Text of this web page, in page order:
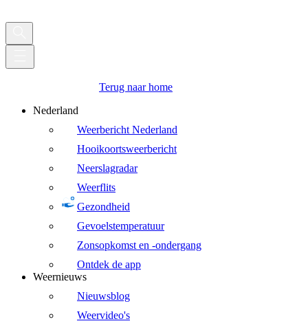
Terug naar home
Nederland
Weerbericht Nederland
Hooikoortsweerbericht
Neerslagradar
Weerflits
Gezondheid
Gevoelstemperatuur
Zonsopkomst en -ondergang
Ontdek de app
Weernieuws
Nieuwsblog
Weervideo's